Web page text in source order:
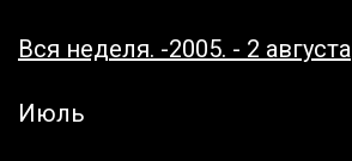
Вся неделя. -2005. - 2 августа
Июль